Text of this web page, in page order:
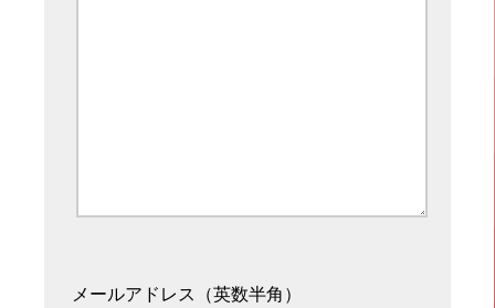
メールアドレス（英数半角）